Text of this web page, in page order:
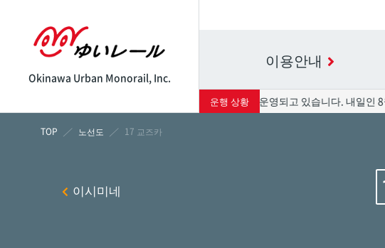
이용안내
Okinawa Urban Monorail, Inc.
운행 상황
현재 서비스는 정상적으로 운영되고 있습니다. 내일인 8월
노선도 17 교즈카
이시미네